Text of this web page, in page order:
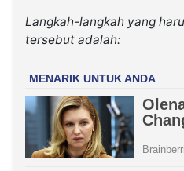
Langkah-langkah yang
tersebut adalah: